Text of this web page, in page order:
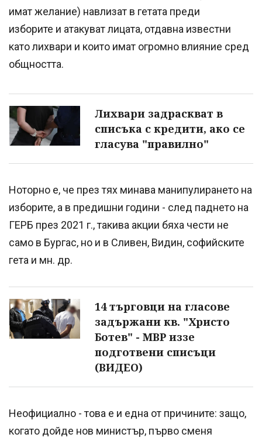
имат желание) навлизат в гетата преди
изборите и атакуват лицата, отдавна известни
като лихвари и които имат огромно влияние сред
общността.
Лихвари задраскват в
списъка с кредити, ако се
гласува "правилно"
Ноторно е, че през тях минава манипулирането на
изборите, а в предишни години - след паднето на
ГЕРБ през 2021 г., такива акции бяха чести не
само в Бургас, но и в Сливен, Видин, софийските
гета и мн. др.
14 търговци на гласове
задържани кв. "Христо
Ботев" - МВР иззе
подготвени списъци
(ВИДЕО)
Неофициално - това е и една от причините: защо,
когато дойде нов министър, първо сменя